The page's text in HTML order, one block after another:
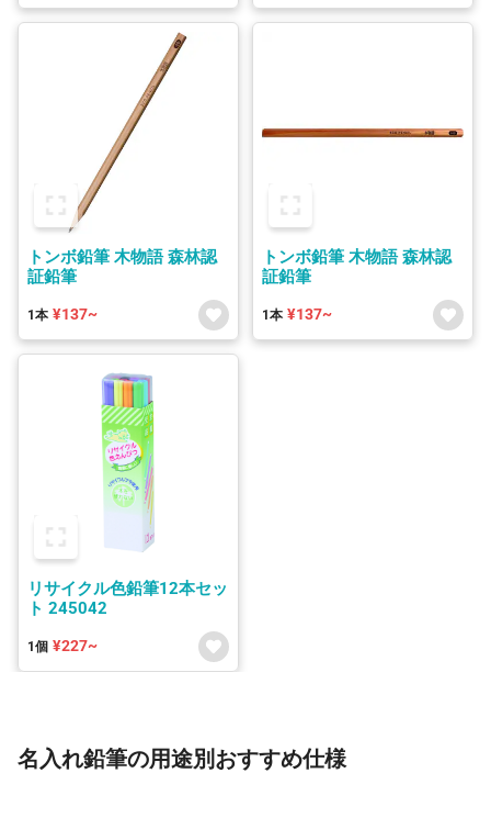
トンボ鉛筆 木物語 森林認
証鉛筆
1本 ¥137~
トンボ鉛筆 木物語 森林認
証鉛筆
1本 ¥137~
リサイクル色鉛筆12本セッ
ト 245042
1個 ¥227~
名入れ鉛筆の用途別おすすめ仕様